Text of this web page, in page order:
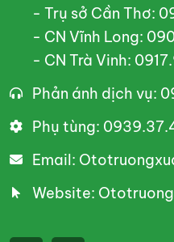
- Trụ sở Cần Thơ:
- CN Vĩnh Long:
- CN Trà Vinh:
Phản ánh dịch vụ:
Phụ tùng:
Email:
Website: